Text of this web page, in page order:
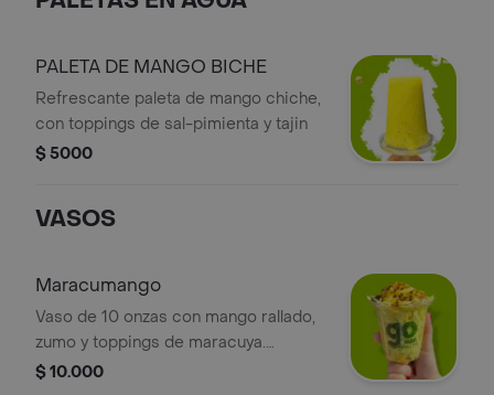
PALETA DE MANGO BICHE
Refrescante paleta de mango chiche,
con toppings de sal-pimienta y tajin
$ 5000
VASOS
Maracumango
Vaso de 10 onzas con mango rallado,
zumo y toppings de maracuya.
Agregale el toppings que desees.
$ 10.000